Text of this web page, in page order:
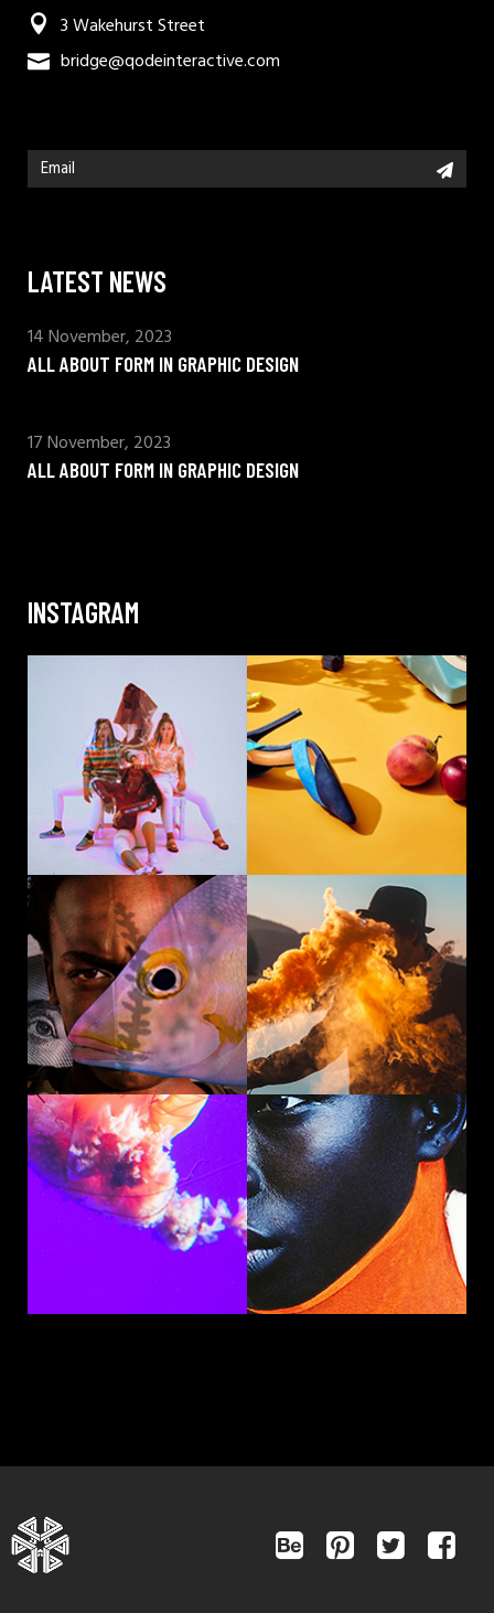
3 Wakehurst Street
bridge@qodeinteractive.com
LATEST NEWS
ALL ABOUT FORM IN GRAPHIC DESIGN
14 November, 2023
ALL ABOUT FORM IN GRAPHIC DESIGN
17 November, 2023
INSTAGRAM